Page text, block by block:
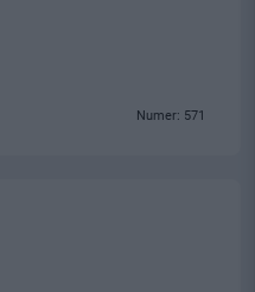
Numer: 571